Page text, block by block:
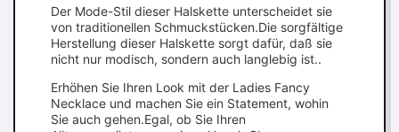
Der Mode-Stil dieser Halskette unterscheidet sie
von traditionellen Schmuckstücken.Die sorgfältige
Herstellung dieser Halskette sorgt dafür, daß sie
nicht nur modisch, sondern auch langlebig ist..
Erhöhen Sie Ihren Look mit der Ladies Fancy
Necklace und machen Sie ein Statement, wohin
Sie auch gehen.Egal, ob Sie Ihren